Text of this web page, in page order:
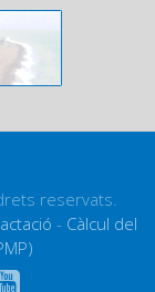
reservats.
- Càlcul del